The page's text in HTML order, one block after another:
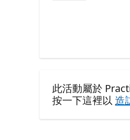
此活動屬於
按一下這裡以造